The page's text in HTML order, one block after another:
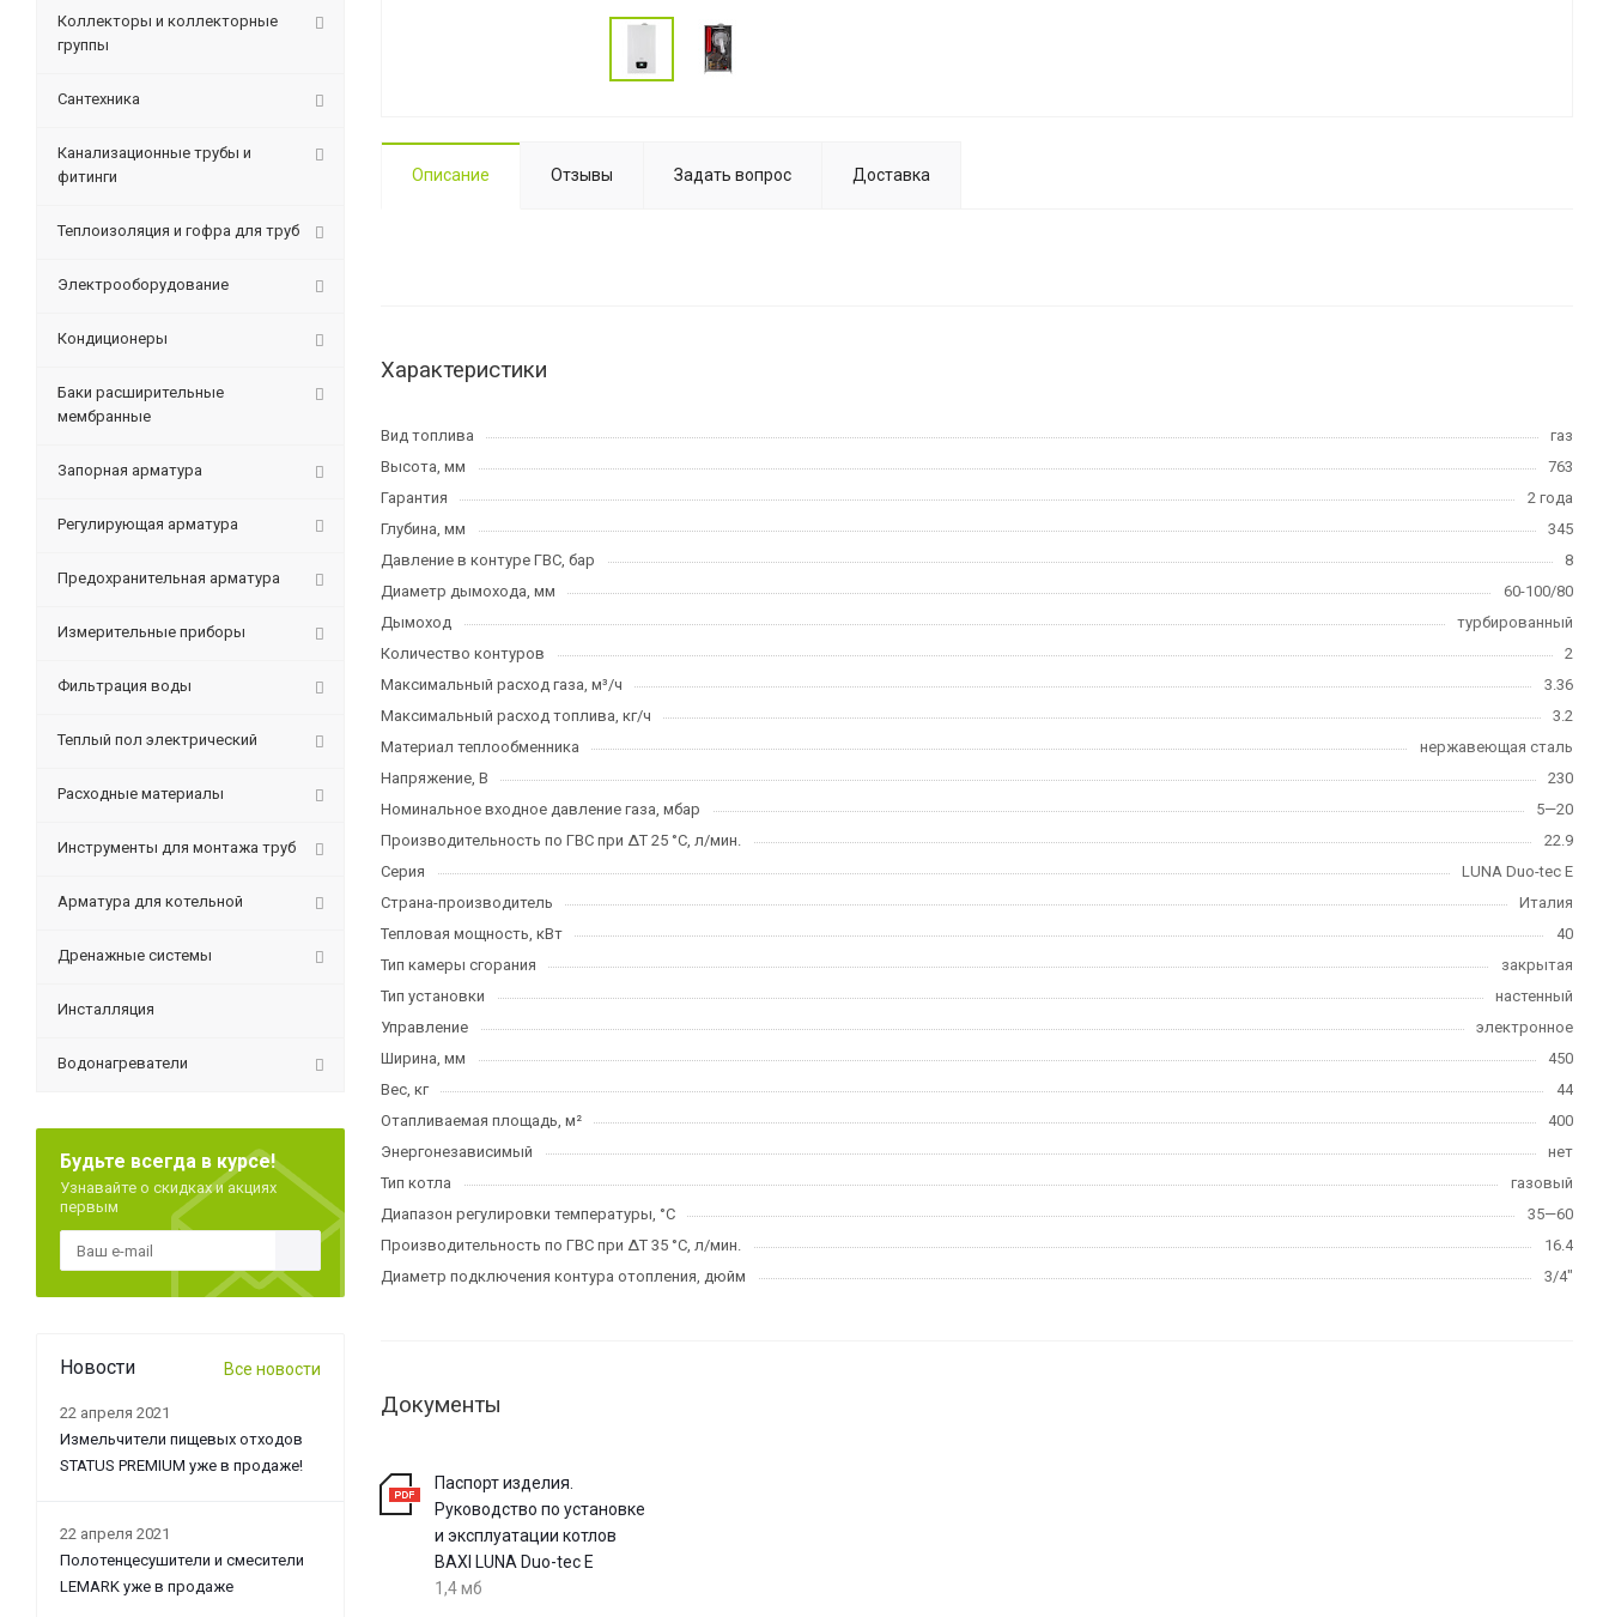
Описание Отзывы Задать вопрос Доставка
Характеристики
Вид топлива
газ
Высота, мм
763
Гарантия
2 года
Глубина, мм
345
Давление в контуре ГВС, бар
8
Диаметр дымохода, мм
60-100/80
Дымоход
турбированный
Количество контуров
2
Максимальный расход газа, м³/ч
3.36
Максимальный расход топлива, кг/ч
3.2
Материал теплообменника
нержавеющая сталь
Напряжение, В
230
Номинальное входное давление газа, мбар
5—20
Производительность по ГВС при ΔT 25 °C, л/мин.
22.9
Серия
LUNA Duo-tec E
Страна-производитель
Италия
Тепловая мощность, кВт
40
Тип камеры сгорания
закрытая
Тип установки
настенный
Управление
электронное
Ширина, мм
450
Вес, кг
44
Отапливаемая площадь, м²
400
Энергонезависимый
нет
Тип котла
газовый
Диапазон регулировки температуры, °C
35—60
Производительность по ГВС при ΔT 35 °C, л/мин.
16.4
Диаметр подключения контура отопления, дюйм
3/4"
Документы
Паспорт изделия.
Руководство по установке
и эксплуатации котлов
BAXI LUNA Duo-tec E
1,4 мб
Коллекторы и коллекторные
группы
Сантехника
Канализационные трубы и
фитинги
Теплоизоляция и гофра для труб
Электрооборудование
Кондиционеры
Баки расширительные
мембранные
Запорная арматура
Регулирующая арматура
Предохранительная арматура
Измерительные приборы
Фильтрация воды
Теплый пол электрический
Расходные материалы
Инструменты для монтажа труб
Арматура для котельной
Дренажные системы
Инсталляция
Водонагреватели
Будьте всегда в курсе!
Узнавайте о скидках и акциях
первым
Новости Все новости
22 апреля 2021
Измельчители пищевых отходов
STATUS PREMIUM уже в продаже!
22 апреля 2021
Полотенцесушители и смесители
LEMARK уже в продаже